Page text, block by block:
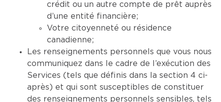
crédit ou un autre compte de prêt auprès
d’une entité financière;
Votre citoyenneté ou résidence
canadienne;
Les renseignements personnels que vous nous
communiquez dans le cadre de l’exécution des
Services (tels que définis dans la section 4 ci-
après) et qui sont susceptibles de constituer
des renseignements personnels sensibles, tels